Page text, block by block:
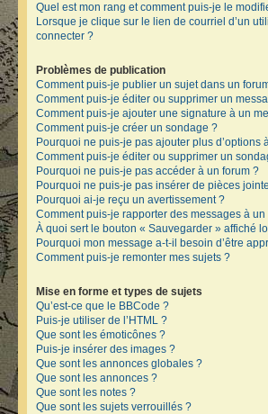
Quel est mon rang et comment puis-je le
Lorsque je clique sur le lien de courriel d’un
connecter ?
Problèmes de publication
Comment puis-je publier un sujet dans un
Comment puis-je éditer ou supprimer un
Comment puis-je ajouter une signature à un
Comment puis-je créer un sondage ?
Pourquoi ne puis-je pas ajouter plus d’options
Comment puis-je éditer ou supprimer un
Pourquoi ne puis-je pas accéder à un forum ?
Pourquoi ne puis-je pas insérer de pièces
Pourquoi ai-je reçu un avertissement ?
Comment puis-je rapporter des messages à
À quoi sert le bouton « Sauvegarder » affiché
Pourquoi mon message a-t-il besoin d’être
Comment puis-je remonter mes sujets ?
Mise en forme et types de sujets
Qu’est-ce que le BBCode ?
Puis-je utiliser de l’HTML ?
Que sont les émoticônes ?
Puis-je insérer des images ?
Que sont les annonces globales ?
Que sont les annonces ?
Que sont les notes ?
Que sont les sujets verrouillés ?